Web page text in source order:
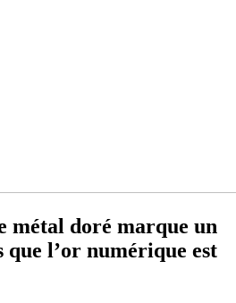
métal doré marque un
l’or numérique est